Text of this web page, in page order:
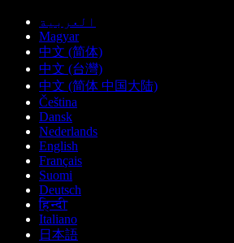
العربية
Magyar
中文 (简体)
中文 (台灣)
中文 (简体 中国大陆)
Čeština
Dansk
Nederlands
English
Français
Suomi
Deutsch
हिन्दी
Italiano
日本語